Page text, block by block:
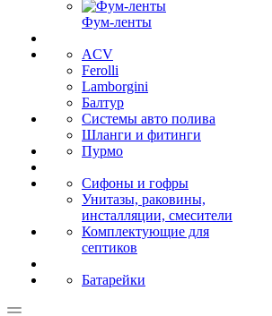
Фум-ленты
ACV
Ferolli
Lamborgini
Балтур
Системы авто полива
Шланги и фитинги
Пурмо
Сифоны и гофры
Унитазы, раковины,
инсталляции, смесители
Комплектующие для
септиков
Батарейки